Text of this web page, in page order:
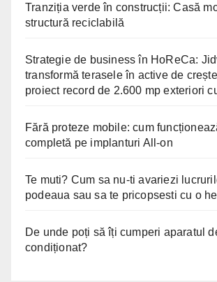
Tranziția verde în construcții: Casă
structură reciclabilă
Strategie de business în HoReCa:
transformă terasele în active de
proiect record de 2.600 mp exteriori
Fără proteze mobile: cum
completă pe implanturi All-on
Te muti? Cum sa nu-ti avariezi
podeaua sau sa te pricopsesti cu o
De unde poți să îți cumperi aparatul
condiționat?